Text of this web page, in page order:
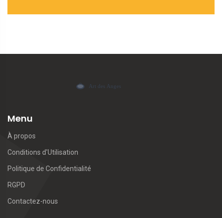
Menu
À propos
Conditions d'Utilisation
Politique de Confidentialité
RGPD
Contactez-nous